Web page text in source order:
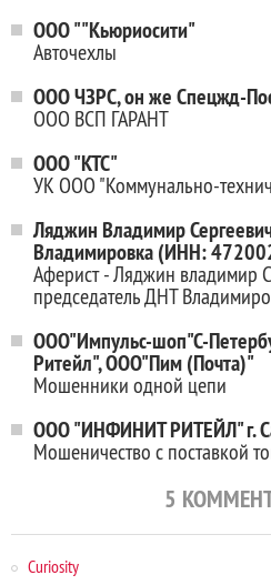
ООО ""Кьюриосити"
Авточехлы
ООО ЧЗРС, он же Спецжд-
ООО ВСП ГАРАНТ
ООО "КТС"
УК ООО "Коммунально-
Ляджин Владимир
Владимировка (ИНН:
Аферист - Ляджин владимир
председатель ДНТ
ООО"Импульс-шоп"С-
Ритейл", ООО"Пим (Почта)"
Мошенники одной цепи
ООО "ИНФИНИТ РИТЕЙЛ" г.
Мошеничество с поставкой
5
Curiosity